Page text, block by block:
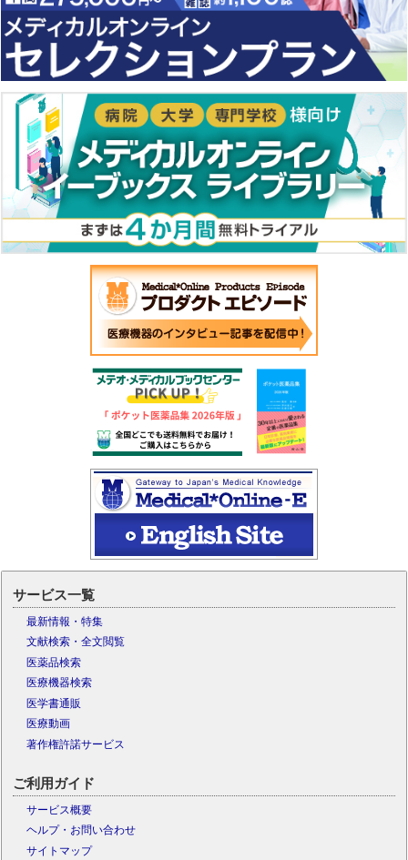
サービス一覧
最新情報・特集
文献検索・全文閲覧
医薬品検索
医療機器検索
医学書通販
医療動画
著作権許諾サービス
ご利用ガイド
サービス概要
ヘルプ・お問い合わせ
サイトマップ